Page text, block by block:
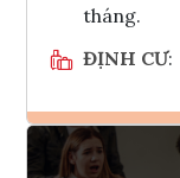
tháng.
ĐỊNH CƯ: